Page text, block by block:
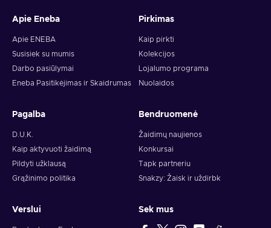
Apie Eneba
Apie ENEBA
Susisiek su mumis
Darbo pasiūlymai
Eneba Pasitikėjimas ir Skaidrumas
Pirkimas
Kaip pirkti
Kolekcijos
Lojalumo programa
Nuolaidos
Pagalba
D.U.K.
Kaip aktyvuoti žaidimą
Pildyti užklausą
Grąžinimo politika
Bendruomenė
Žaidimų naujienos
Konkursai
Tapk partneriu
Snakzy: Žaisk ir uždirbk
Verslui Sek mus